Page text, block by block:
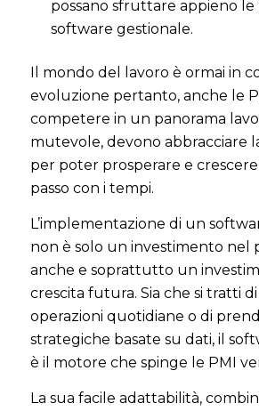
possano sfruttare appieno le
software gestionale.
Il mondo del lavoro è ormai in
evoluzione pertanto, anche le
competere in un panorama
mutevole, devono abbracciare
per poter prosperare e crescere
passo con i tempi.
L’implementazione di un
non è solo un investimento nel
anche e soprattutto un
crescita futura. Sia che si tratti
operazioni quotidiane o di
strategiche basate su dati, il
è il motore che spinge le PMI
La sua facile adattabilità,